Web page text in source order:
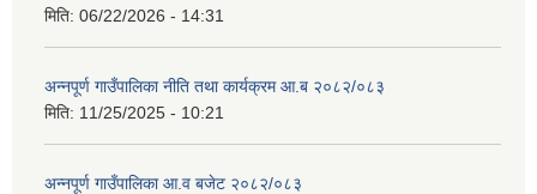
मिति: 06/22/2026 - 14:31
अन्नपूर्ण गाउँपालिका नीति तथा कार्यक्रम आ.ब २०८२/०८३
मिति: 11/25/2025 - 10:21
अन्नपूर्ण गाउँपालिका आ.व बजेट २०८२/०८३